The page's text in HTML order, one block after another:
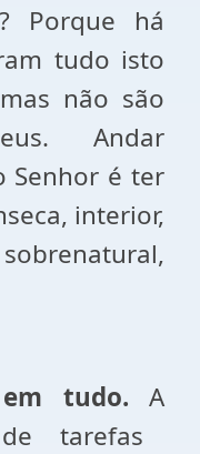
Porque há
tudo isto
não são
Andar
Senhor é ter
interior,
em tudo. A
tarefas